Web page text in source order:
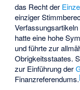
das Recht der
einziger
hatte eine hohe
und führte zur
Obrigkeitsstaates.
zur Einführung der
Finanzreferendums.